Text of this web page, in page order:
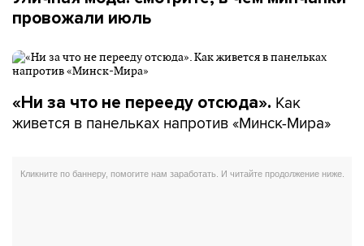
провожали июль
«Ни за что не перееду отсюда». Как
живется в панельках напротив «Минск-Мира»